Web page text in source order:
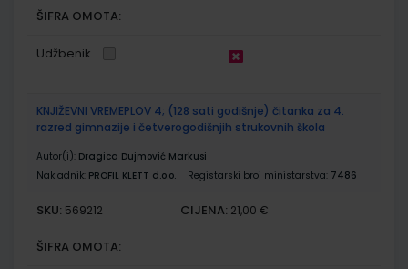
ŠIFRA OMOTA:
Udžbenik
KNJIŽEVNI VREMEPLOV 4; (128 sati godišnje) čitanka za 4.
razred gimnazije i četverogodišnjih strukovnih škola
Autor(i): Dragica Dujmović Markusi
Nakladnik: PROFIL KLETT d.o.o. Registarski broj ministarstva: 7486
SKU: 569212 CIJENA: 21,00 €
ŠIFRA OMOTA: